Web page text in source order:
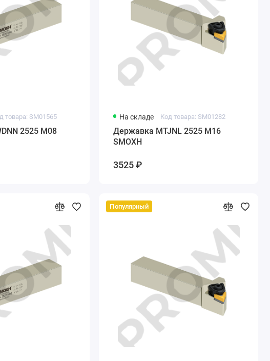
товара: SM01565
2525 M08
На складе Код товара: SM01282
Державка MTJNL 2525 M16
SMOXH
3525 ₽
Популярный